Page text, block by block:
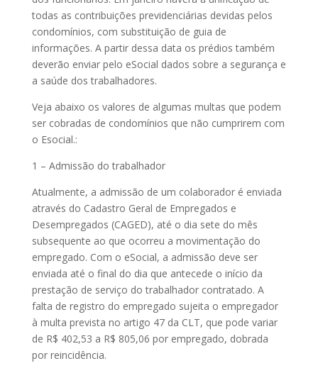
todas as contribuições previdenciárias devidas pelos
condomínios, com substituição de guia de
informações. A partir dessa data os prédios também
deverão enviar pelo eSocial dados sobre a segurança e
a saúde dos trabalhadores.
Veja abaixo os valores de algumas multas que podem
ser cobradas de condomínios que não cumprirem com
o Esocial.:
1 – Admissão do trabalhador
Atualmente, a admissão de um colaborador é enviada
através do Cadastro Geral de Empregados e
Desempregados (CAGED), até o dia sete do mês
subsequente ao que ocorreu a movimentação do
empregado. Com o eSocial, a admissão deve ser
enviada até o final do dia que antecede o início da
prestação de serviço do trabalhador contratado. A
falta de registro do empregado sujeita o empregador
à multa prevista no artigo 47 da CLT, que pode variar
de R$ 402,53 a R$ 805,06 por empregado, dobrada
por reincidência.